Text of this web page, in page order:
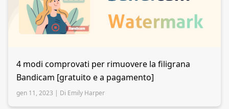
4 modi comprovati per rimuovere la filigrana
Bandicam [gratuito e a pagamento]
gen 11, 2023 | Di Emily Harper